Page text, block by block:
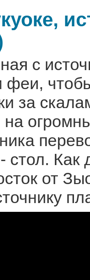
с
за
стол. Как
от